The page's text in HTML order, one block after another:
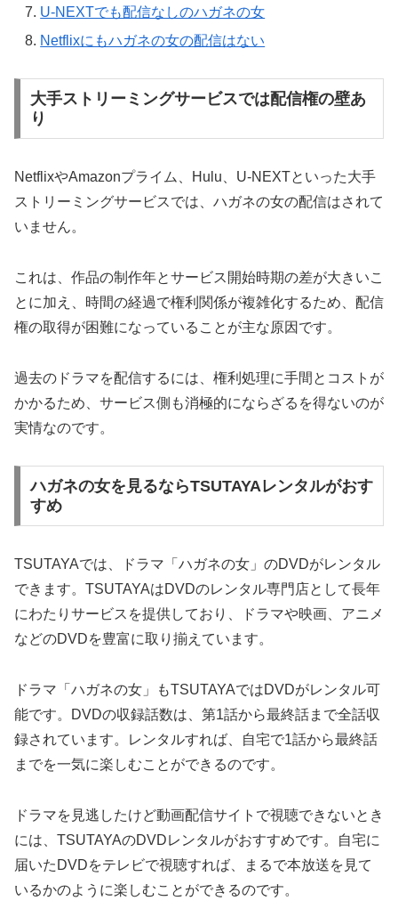
U-NEXTでも配信なしのハガネの女
Netflixにもハガネの女の配信はない
大手ストリーミングサービスでは配信権の壁あ
り
NetflixやAmazonプライム、Hulu、U-NEXTといった大手
ストリーミングサービスでは、ハガネの女の配信はされて
いません。
これは、作品の制作年とサービス開始時期の差が大きいこ
とに加え、時間の経過で権利関係が複雑化するため、配信
権の取得が困難になっていることが主な原因です。
過去のドラマを配信するには、権利処理に手間とコストが
かかるため、サービス側も消極的にならざるを得ないのが
実情なのです。
ハガネの女を見るならTSUTAYAレンタルがおす
すめ
TSUTAYAでは、ドラマ「ハガネの女」のDVDがレンタル
できます。TSUTAYAはDVDのレンタル専門店として長年
にわたりサービスを提供しており、ドラマや映画、アニメ
などのDVDを豊富に取り揃えています。
ドラマ「ハガネの女」もTSUTAYAではDVDがレンタル可
能です。DVDの収録話数は、第1話から最終話まで全話収
録されています。レンタルすれば、自宅で1話から最終話
までを一気に楽しむことができるのです。
ドラマを見逃したけど動画配信サイトで視聴できないとき
には、TSUTAYAのDVDレンタルがおすすめです。自宅に
届いたDVDをテレビで視聴すれば、まるで本放送を見て
いるかのように楽しむことができるのです。